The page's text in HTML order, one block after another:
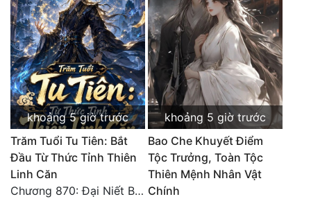
Xuyên Nhanh
Xuyên Sách
Xuyên Thư
Điền Văn
Đô Thị
Đông Phương
Đông Phương Huyền Huyễn
khoảng 5 giờ trước
Trăm Tuổi Tu Tiên: Bắt
Đầu Từ Thức Tỉnh Thiên
Linh Căn
Chương 870: Đại Niết Bàn Tiên Thuật!
khoảng 5 giờ trước
Bao Che Khuyết Điểm
Tộc Trưởng, Toàn Tộc
Thiên Mệnh Nhân Vật
Chính